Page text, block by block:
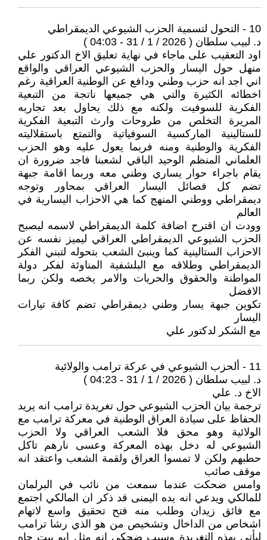
10 - التحول لتسمية الحزب الشيوعي الديمقراطي
د. لبيب سلطان ( 2026 / 1 / 31 - 04:03 )
اود التعقيب على ماجاء في نهاية تعليق الاخ الدكتور علي
منهل حول اليسار والحزب الشيوعي العراقي والواقع
اني اجد انه حزب وطني ودافع عن الوطنية العراقية رغم
اخطائه الكثيرة والتي هي جميعها ناتجة من التبعية
الفكرية للسوفيت ولكنه مع ذلك يحاول بعد تجاربه
المريرة التخلص من طروحات وارث التبعية الفكرية
للستالينية الماركسية السوفياتية والتمتع باستقلاليته
الفكرية والوطنية ومنه فربما يعول عليه وهو الحزب
العلماني المنظم الوحيد الباقي لشعبنا فاجد ضرورة ان
يقام باجراء حوار يساري وطني معه وربما اقامة جبهة
تضم كل فصائل اليسار العراقي بمحاور وتوجه
ديمقراطي ووطني المنهج كما هي الاحزاب اليسارية في
العالم
وودت ان اقترح اضافة كلمة الديمقراطي لاسمه ليصبح
الحزب الشيوعي الديمقراطي العراقي ليميز نفسه عن
الاحزاب الستالينية كما وينبئ الشعب بتحوله لتبني الفكر
الديمقراطي وطلاقه مع البلشفية المناوئة لفكر دولة
المواطنة والحقوق والحريات والامر يخصه ولكن ربما
الافضل
تكوين جبهة يسار وطني ديمقراطي تضم كافة تيارات
اليسار
مع الشكر لدكتور علي
11 - ألحزب الشيوعي في عركة ترامب والولائية
د. لبيب سلطان ( 2026 / 1 / 31 - 04:23 )
الاخ د. علي
ترجمة بيان الحزب الشيوعي حول تغريدة ترامب انه يريد
الحفاظ على سيادة العراق الوطنية في معركة ترامب مع
الولائية وهو محق فلا الشعب العراقي ولا الحزب
الشيوعي له دخل بهذه المعركة وعسى نارهم تاكل
حطبهم ولكن لا تمسوا العراق ولقمة الشعب واعتقد انه
موقف صائب
وامس ضحكت عندما سمعت من نائب في البرلمان
للمالكي ويدعي انه يده اليمنى قد ذكر ان المالكي اجتمع
مع فائق زيدان وطلب منه فتح تحقيق واسع لاتهام
اشخاص من الداخال وتشخيص من هو الذي رشا ترامب
ليأتي بهذه التغريدة وسبب ضحكي انه مثل ابو بيت جاه